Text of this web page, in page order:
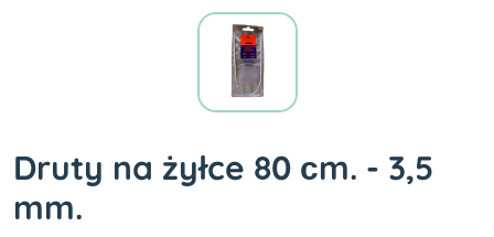
Druty na żyłce 80 сm. - 3,5
mm.